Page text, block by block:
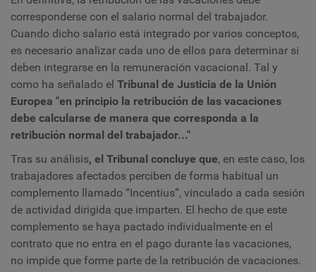
corresponderse con el salario normal del trabajador.
Cuando dicho salario está integrado por varios conceptos,
es necesario analizar cada uno de ellos para determinar si
deben integrarse en la remuneración vacacional. Tal y
como ha señalado el Tribunal de Justicia de la Unión
Europea "en principio la retribución de las vacaciones
debe calcularse de manera que corresponda a la
retribución normal del trabajador..."
Tras su análisis, el Tribunal concluye que, en este caso, los
trabajadores afectados perciben de forma habitual un
complemento llamado “Incentius”, vinculado a cada sesión
de actividad dirigida que imparten. El hecho de que este
complemento se haya pactado individualmente en el
contrato que no entra en el pago durante las vacaciones,
no impide que forme parte de la retribución de vacaciones.